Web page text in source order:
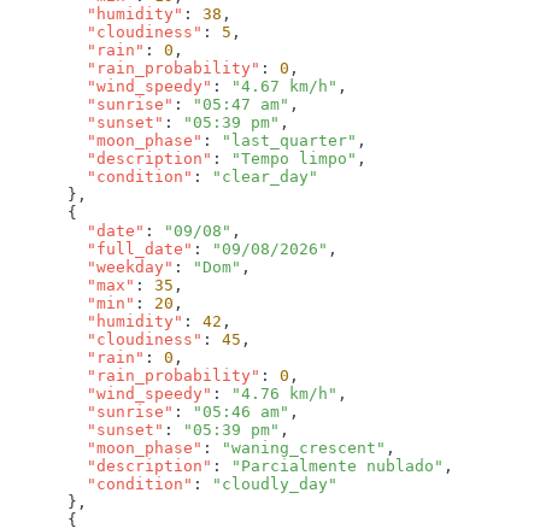
        "humidity"
: 38
        "cloudiness"
: 5
        "rain"
: 0
        "rain_probability"
: 0
        "wind_speedy"
: "4.67 km/h"
        "sunrise"
: "05:47 am"
        "sunset"
: "05:39 pm"
        "moon_phase"
: "last_quarter"
        "description"
: "Tempo limpo"
        "condition"
:
        "date"
: "09/08"
        "full_date"
: "09/08/2026"
        "weekday"
: "Dom"
        "max"
: 35
        "min"
: 20
        "humidity"
: 42
        "cloudiness"
: 45
        "rain"
: 0
        "rain_probability"
: 0
        "wind_speedy"
: "4.76 km/h"
        "sunrise"
: "05:46 am"
        "sunset"
: "05:39 pm"
        "moon_phase"
: "waning_crescent"
        "description"
: "Parcialmente nublado"
        "condition"
: